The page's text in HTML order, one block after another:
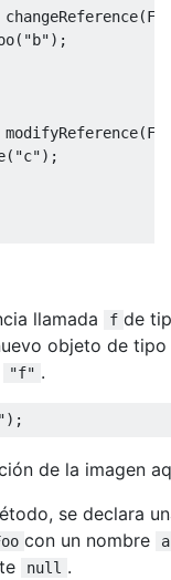
changeReference(
( "b");
modifyReference(
( "c");
llamada
f de
objeto de tipo
"f" .
);
se declara
con un nombre a
null .